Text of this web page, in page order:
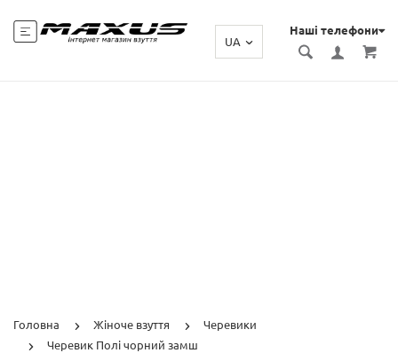
Наші телефони
UA
Головна Жіноче взуття
Черевики
Черевик Полі чорний замш